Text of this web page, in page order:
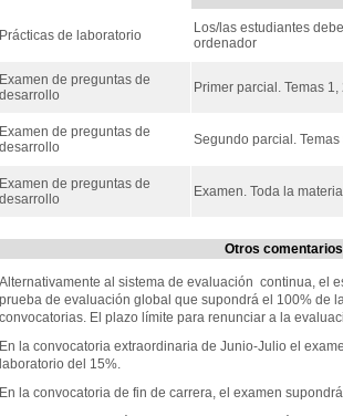
Prácticas de laboratorio
Los/las estudiantes
ordenador
Examen de preguntas de
desarrollo
Primer parcial. Temas 1,
Examen de preguntas de
desarrollo
Segundo parcial. Temas
Examen de preguntas de
desarrollo
Examen. Toda la
Otros
Alternativamente al sistema de evaluación continua, el
prueba de evaluación global que supondrá el 100% de
convocatorias. El plazo límite para renunciar a la
En la convocatoria extraordinaria de Junio-Julio el
laboratorio del 15%.
En la convocatoria de fin de carrera, el examen